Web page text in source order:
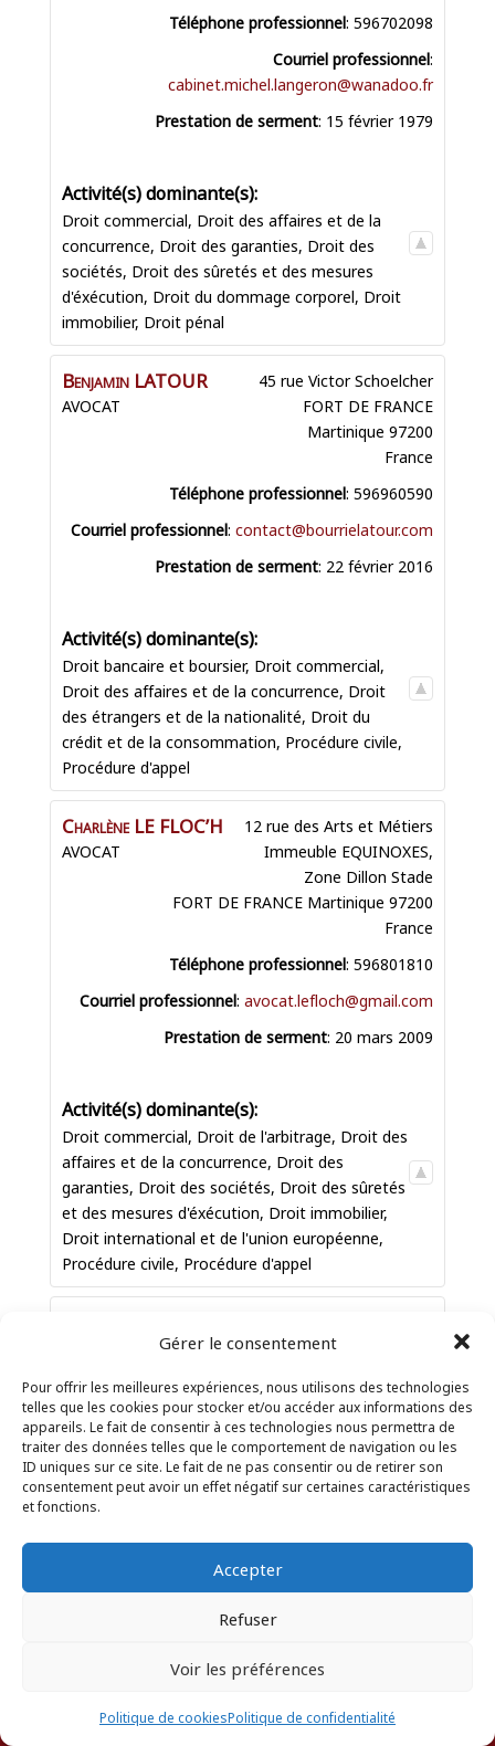
Gérer le consentement
Pour offrir les meilleures expériences, nous utilisons des technologies
telles que les cookies pour stocker et/ou accéder aux informations des
appareils. Le fait de consentir à ces technologies nous permettra de
traiter des données telles que le comportement de navigation ou les
ID uniques sur ce site. Le fait de ne pas consentir ou de retirer son
consentement peut avoir un effet négatif sur certaines caractéristiques
et fonctions.
Accepter
Refuser
Voir les préférences
Politique de cookiesPolitique de confidentialité
Téléphone professionnel: 596702098
Courriel professionnel:
cabinet.michel.langeron@wanadoo.fr
Prestation de serment: 15 février 1979
Droit commercial, Droit des affaires et de la
concurrence, Droit des garanties, Droit des
sociétés, Droit des sûretés et des mesures
d'éxécution, Droit du dommage corporel, Droit
immobilier, Droit pénal
Benjamin LATOUR
AVOCAT
45 rue Victor Schoelcher
FORT DE FRANCE
Martinique 97200
France
Téléphone professionnel: 596960590
Courriel professionnel: contact@bourrielatour.com
Prestation de serment: 22 février 2016
Droit bancaire et boursier, Droit commercial,
Droit des affaires et de la concurrence, Droit
des étrangers et de la nationalité, Droit du
crédit et de la consommation, Procédure civile,
Procédure d'appel
Charlène LE FLOC’H
AVOCAT
12 rue des Arts et Métiers
Immeuble EQUINOXES,
Zone Dillon Stade
FORT DE FRANCE Martinique 97200
France
Téléphone professionnel: 596801810
Courriel professionnel: avocat.lefloch@gmail.com
Prestation de serment: 20 mars 2009
Droit commercial, Droit de l'arbitrage, Droit des
affaires et de la concurrence, Droit des
garanties, Droit des sociétés, Droit des sûretés
et des mesures d'éxécution, Droit immobilier,
Droit international et de l'union européenne,
Procédure civile, Procédure d'appel
FORT DE FRANCE
France
Téléphone professionnel:696258658
Courriel professionnel:
emmanuelle.leguin@latitudeavocats.com
Droit bancaire et boursier,Droit commercial
Droit de l’informatique et de la communication
Droit de la fiducie, Droit de la propriété
intellectuelle
Droit de la santé
Droit des
affaires et de la concurrence,Droit des